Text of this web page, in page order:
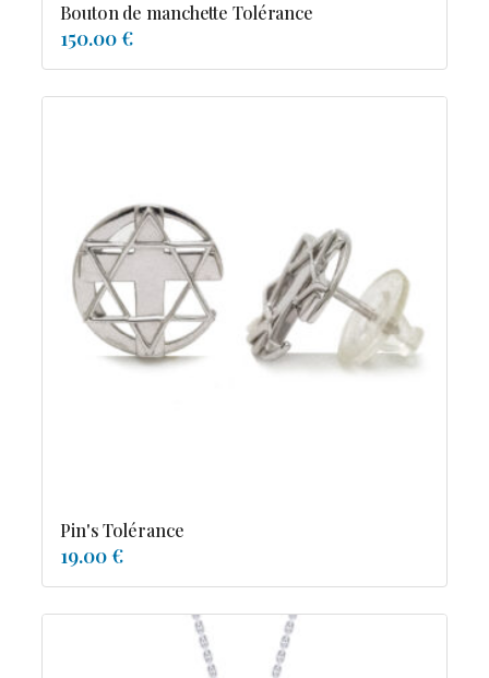
Bouton de manchette Tolérance
150.00 €
Pin's Tolérance
19.00 €